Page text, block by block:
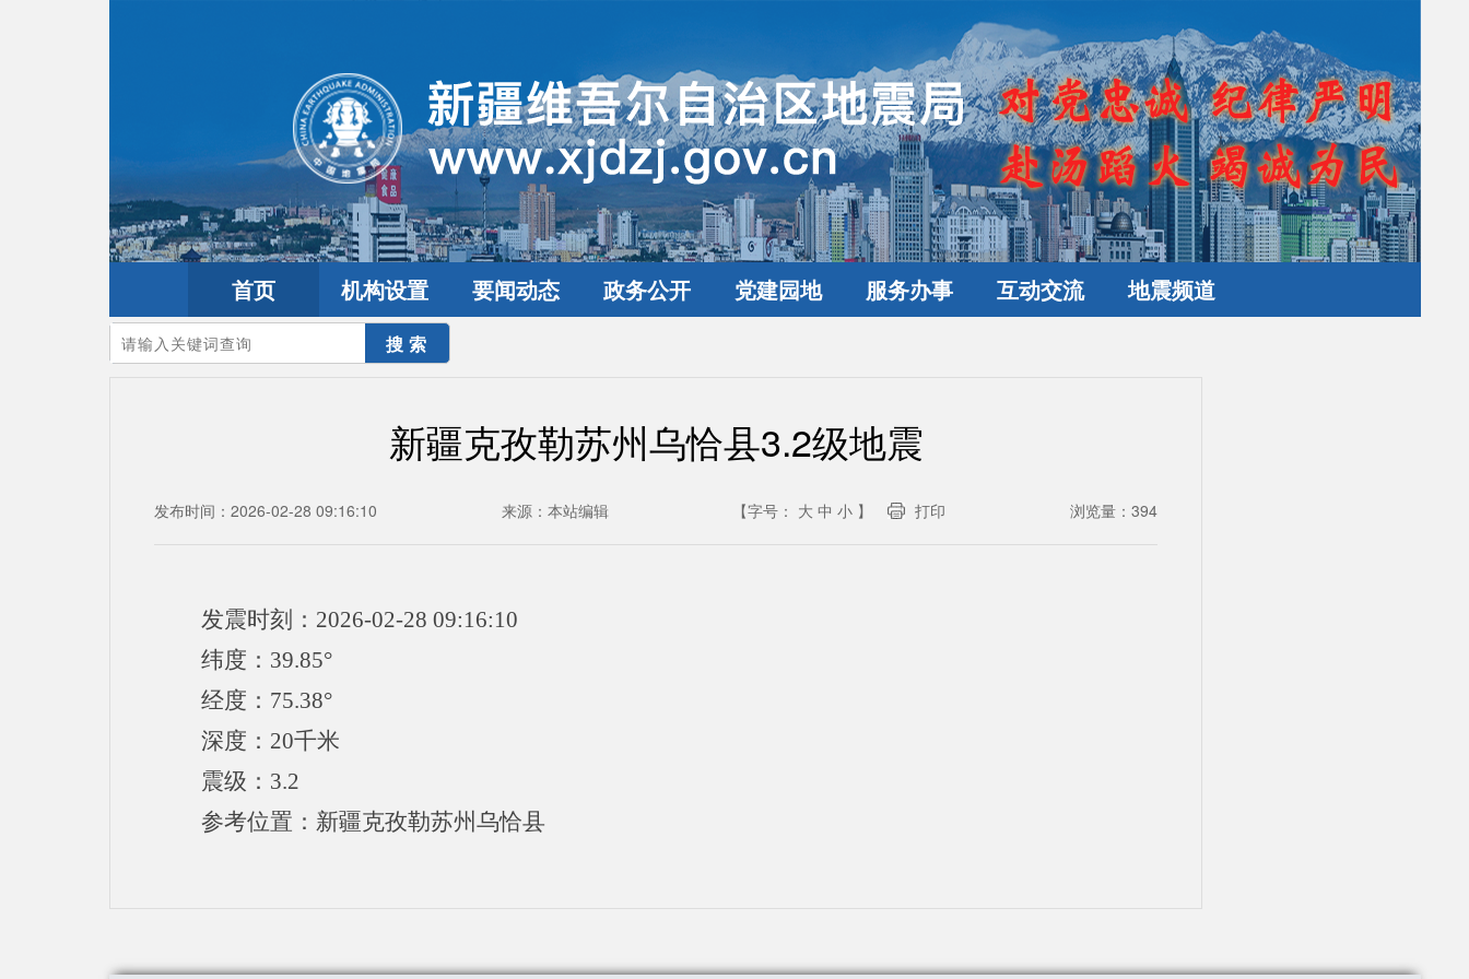
首页 机构设置 要闻动态 政务公开 党建园地 服务办事 互动交流 地震频道
您的当前位置：首页>地震频道 新疆震讯
新疆克孜勒苏州乌恰县3.2级地震
发布时间：2026-02-28 09:16:10 来源： 本站编辑 【字号： 大 中 小 】 打印 浏览量： 394
发震时刻：2026-02-28 09:16:10
纬度：39.85°
经度：75.38°
深度：20千米
震级：3.2
参考位置：新疆克孜勒苏州乌恰县